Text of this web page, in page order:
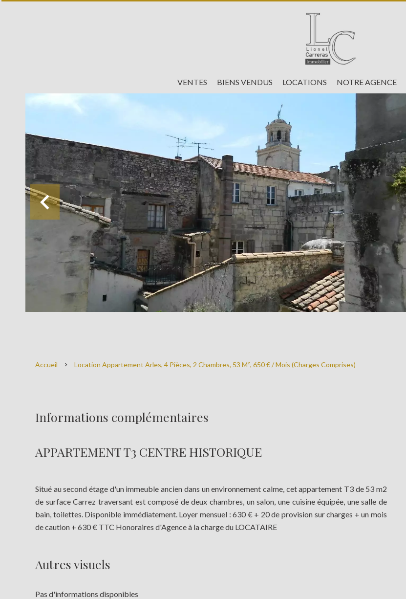
VENTES BIENS VENDUS LOCATIONS NOTRE AGENCE
Accueil Location Appartement Arles, 4 Pièces, 2 Chambres, 53 M², 650 € / Mois (Charges Comprises)
Informations complémentaires
APPARTEMENT T3 CENTRE HISTORIQUE
Situé au second étage d'un immeuble ancien dans un environnement calme, cet appartement T3 de 53 m2
de surface Carrez traversant est composé de deux chambres, un salon, une cuisine équipée, une salle de
bain, toilettes. Disponible immédiatement. Loyer mensuel : 630 € + 20 de provision sur charges + un mois
de caution + 630 € TTC Honoraires d'Agence à la charge du LOCATAIRE
Autres visuels
Pas d'informations disponibles